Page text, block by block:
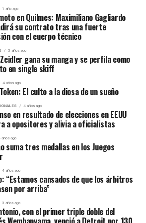
adquirirlo?
la cuota de socio
a secretaría o
canales
socios
/
pagarlo con todos
de pago…
Vh8f0sX8Sv
Oficial (@CJAOficial)August 4, 2026
algunos problemas durante
consiguió quebrarla
hubo nuevos intercambios
encontró el break decisivo
para mantenerse en el set.
fue absoluta. Pegula quebró los
de servicio de Rakhimova y llegó al
1 año ago
en Quilmes: Maximiliano Gagliardo
su contrato tras una fuerte
con el cuerpo técnico
5 años ago
gana su manga y se perfila como
en single skiff
4 años ago
El culto a la diosa de un sueño
4 años ago
en resultado de elecciones en EEUU
a opositores y alivia a oficialistas
años ago
suma tres medallas en los Juegos
4 años ago
“Estamos cansados de que los árbitros
por arriba”
3 años ago
con el primer triple doble del